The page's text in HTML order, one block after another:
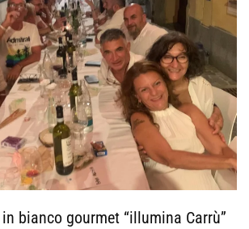
bianco gourmet “illumina Carrù”